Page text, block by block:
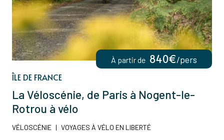
ÎLE DE FRANCE
La Véloscénie, de Paris à Nogent-le-
Rotrou à vélo
VÉLOSCÉNIE | VOYAGES À VÉLO EN LIBERTÉ
À partir de 840€/pers